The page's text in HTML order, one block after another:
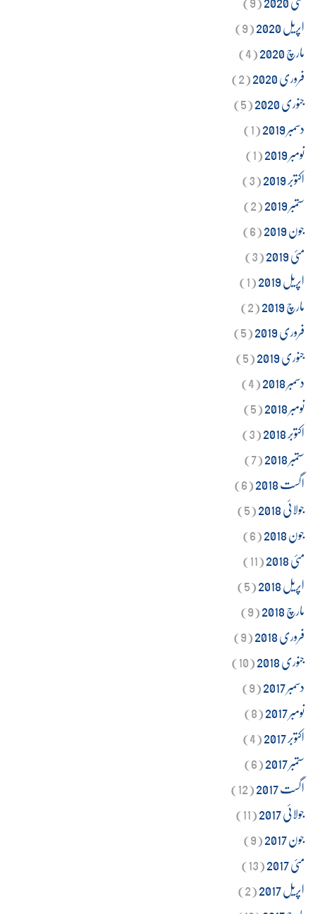
اپریل 2020
(9)
مارچ 2020
(4)
فروری 2020
(2)
جنوری 2020
(5)
دسمبر 2019
(1)
نومبر 2019
(1)
اکتوبر 2019
(3)
ستمبر 2019
(2)
جون 2019
(6)
مئی 2019
(3)
اپریل 2019
(1)
مارچ 2019
(2)
فروری 2019
(5)
جنوری 2019
(5)
دسمبر 2018
(4)
نومبر 2018
(5)
اکتوبر 2018
(3)
ستمبر 2018
(7)
اگست 2018
(6)
جولائی 2018
(5)
جون 2018
(6)
مئی 2018
(11)
اپریل 2018
(5)
مارچ 2018
(9)
فروری 2018
(9)
جنوری 2018
(10)
دسمبر 2017
(9)
نومبر 2017
(8)
اکتوبر 2017
(4)
ستمبر 2017
(6)
اگست 2017
(12)
جولائی 2017
(11)
جون 2017
(9)
مئی 2017
(13)
اپریل 2017
(2)